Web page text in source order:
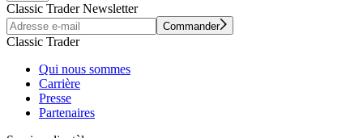
Classic Trader Newsletter
Commander
Classic Trader
Qui nous sommes
Carrière
Presse
Partenaires